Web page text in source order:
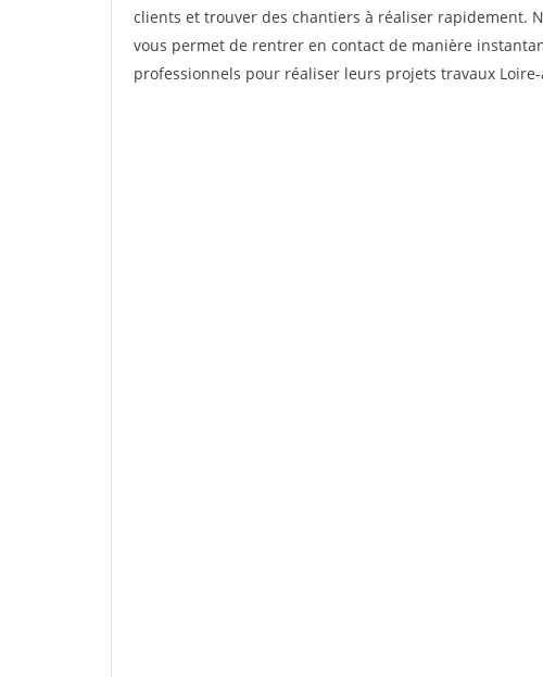
clients et trouver des chantiers à réaliser rapidement.
vous permet de rentrer en contact de manière
professionnels pour réaliser leurs projets travaux